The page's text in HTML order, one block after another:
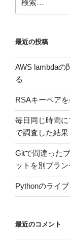
索:
最近の投稿
AWS lambdaの
る
RSAキーペア
毎日同じ時間
で調査した結果
Gitで間違った
ットを別ブラ
Pythonのライ
最近のコメント